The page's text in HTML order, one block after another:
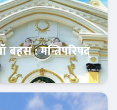
बहस : मन्त्रिपरिषद्